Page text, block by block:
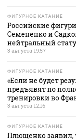
ФИГУРНОЕ КАТАНИЕ
Российские
Семененко и
нейтральный
3 августа 19:57
ФИГУРНОЕ КАТАНИЕ
«Если не будет
предъявят по
тренировки во
3 августа 12:16
ФИГУРНОЕ КАТАНИЕ
Плющенко заявил,